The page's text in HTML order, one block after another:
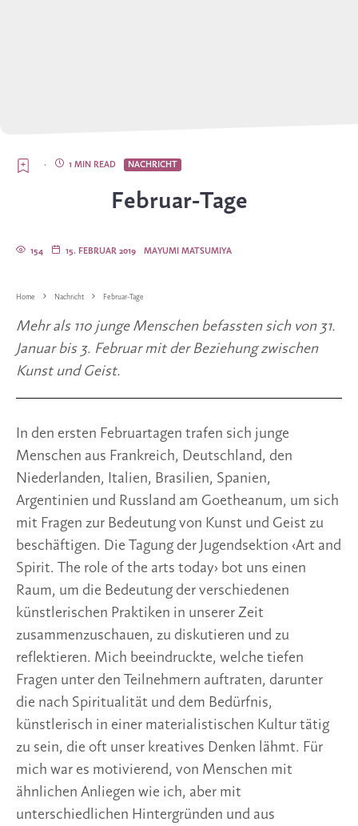
NACHRICHT
1 MIN READ
·
Februar-Tage
MAYUMI MATSUMIYA
15. FEBRUAR 2019
154
Home Nachricht Februar-Tage
Mehr als 110 junge Menschen befassten sich von 31.
Januar bis 3. Februar mit der Beziehung zwischen
Kunst und Geist.
In den ersten Februartagen trafen sich junge
Menschen aus Frankreich, Deutschland, den
Niederlanden, Italien, Brasilien, Spanien,
Argentinien und Russland am Goetheanum, um sich
mit Fragen zur Bedeutung von Kunst und Geist zu
beschäftigen. Die Tagung der Jugendsektion ‹Art and
Spirit. The role of the arts today› bot uns einen
Raum, um die Bedeutung der verschiedenen
künstlerischen Praktiken in unserer Zeit
zusammenzuschauen, zu diskutieren und zu
reflektieren. Mich beeindruckte, welche tiefen
Fragen unter den Teilnehmern auftraten, darunter
die nach Spiritualität und dem Bedürfnis,
künstlerisch in einer materialistischen Kultur tätig
zu sein, die oft unser kreatives Denken lähmt. Für
mich war es motivierend, von Menschen mit
ähnlichen Anliegen wie ich, aber mit
unterschiedlichen Hintergründen und aus